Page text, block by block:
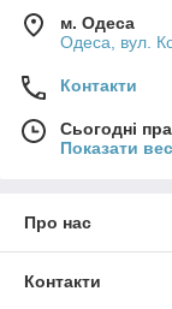
м. Одеса
Одеса, вул.
Контакти
Сьогодні
Показати
Про нас
Контакти